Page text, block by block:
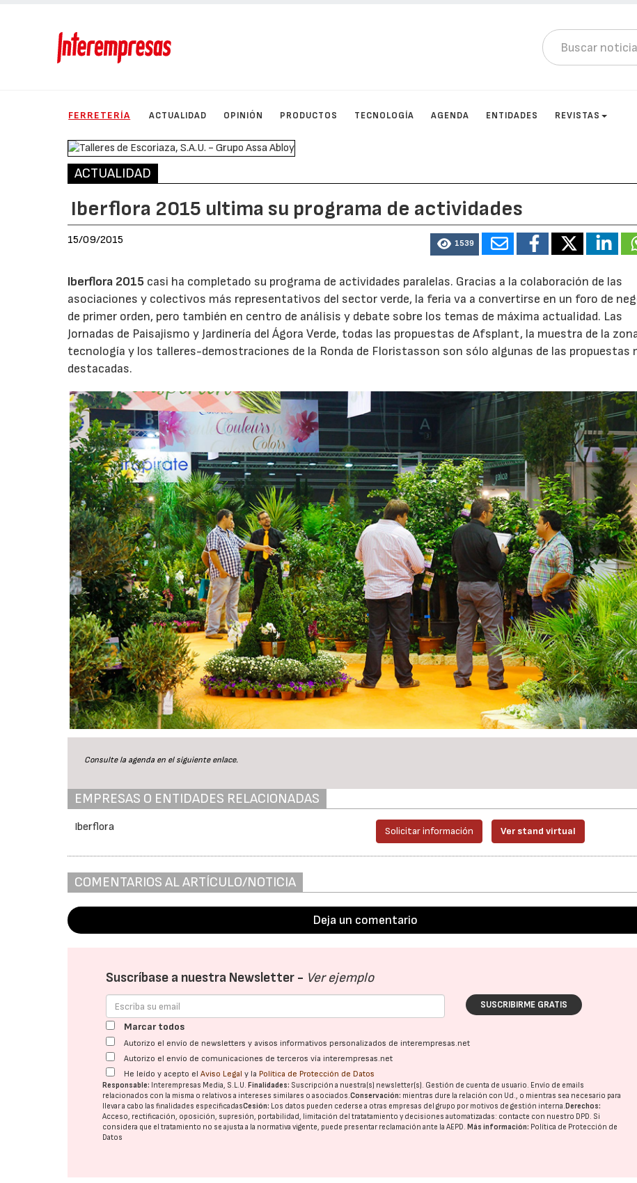
FERRETERÍA ACTUALIDAD OPINIÓN PRODUCTOS TECNOLOGÍA AGENDA ENTIDADES REVISTAS
ACTUALIDAD
Iberflora 2015 ultima su programa de actividades
15/09/2015 1539
Iberflora 2015 casi ha completado su programa de actividades paralelas. Gracias a la colaboración de las
asociaciones y colectivos más representativos del sector verde, la feria va a convertirse en un foro de
de primer orden, pero también en centro de análisis y debate sobre los temas de máxima actualidad. Las
Jornadas de Paisajismo y Jardinería del Ágora Verde, todas las propuestas de Afsplant, la muestra de la
tecnología y los talleres-demostraciones de la Ronda de Floristasson son sólo algunas de las propuestas
destacadas.
Consulte la agenda en el siguiente enlace.
EMPRESAS O ENTIDADES RELACIONADAS
Iberflora Solicitar información Ver stand virtual
COMENTARIOS AL ARTÍCULO/NOTICIA
Deja un comentario
Suscríbase a nuestra Newsletter - Ver ejemplo
SUSCRIBIRME GRATIS
Marcar todos
Autorizo el envío de newsletters y avisos informativos personalizados de interempresas.net
Autorizo el envío de comunicaciones de terceros vía interempresas.net
He leído y acepto elAviso Legal y la Política de Protección de Datos
Responsable: Interempresas Media, S.L.U. Finalidades: Suscripción a nuestra(s) newsletter(s). Gestión de cuenta de usuario. Envío de emails
relacionados con la misma o relativos a intereses similares o asociados.Conservación: mientras dure la relación con Ud., o mientras sea necesario para
llevar a cabo las finalidades especificadasCesión: Los datos pueden cederse a otras empresas del grupo por motivos de gestión interna. Derechos:
Acceso, rectificación, oposición, supresión, portabilidad, limitación del tratatamiento y decisiones automatizadas: contacte con nuestro DPD. Si
considera que el tratamiento no se ajusta a la normativa vigente, puede presentar reclamación ante laAEPD. Más información: Política de Protección de
Datos